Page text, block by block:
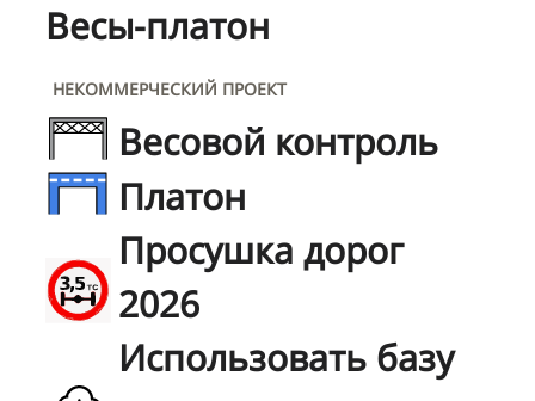
Весы-платон
НЕКОММЕРЧЕСКИЙ ПРОЕКТ
Весовой контроль
Платон
Просушка дорог
2026
Использовать базу